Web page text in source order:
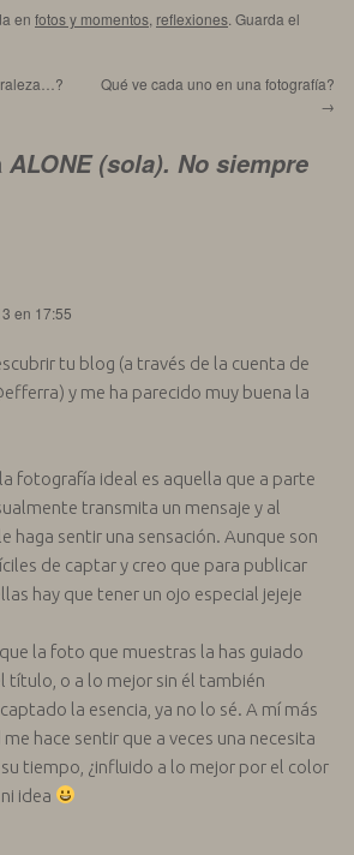
en fotos y momentos reflexiones . Guarda el
Qué ve cada uno en una fotografía?
→
ALONE (sola). No siempre
en 17:55
tu blog (a través de la cuenta de
y me ha parecido muy buena la
fotografía ideal es aquella que a parte
transmita un mensaje y al
haga sentir una sensación. Aunque son
de captar y creo que para publicar
hay que tener un ojo especial jejeje
la foto que muestras la has guiado
título, o a lo mejor sin él también
la esencia, ya no lo sé. A mí más
hace sentir que a veces una necesita
su tiempo, ¿influido a lo mejor por el color
idea